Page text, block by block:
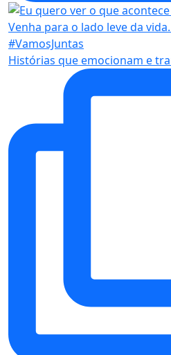
Histórias que emocionam e